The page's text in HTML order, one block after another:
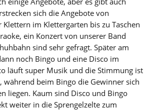
sich die Angebote von
Klettern im Klettergarten bis zu Taschen
ein Konzert von unserer Band
sind sehr gefragt. Später am
noch Bingo und eine Disco im
läuft super Musik und die Stimmung ist
während beim Bingo die Gewinner sich
liegen. Kaum sind Disco und Bingo
weiter in die Sprengelzelte zum